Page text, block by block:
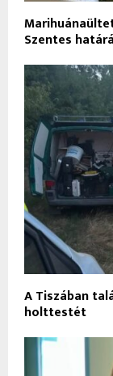
Szentes
A Tiszában
holttestét